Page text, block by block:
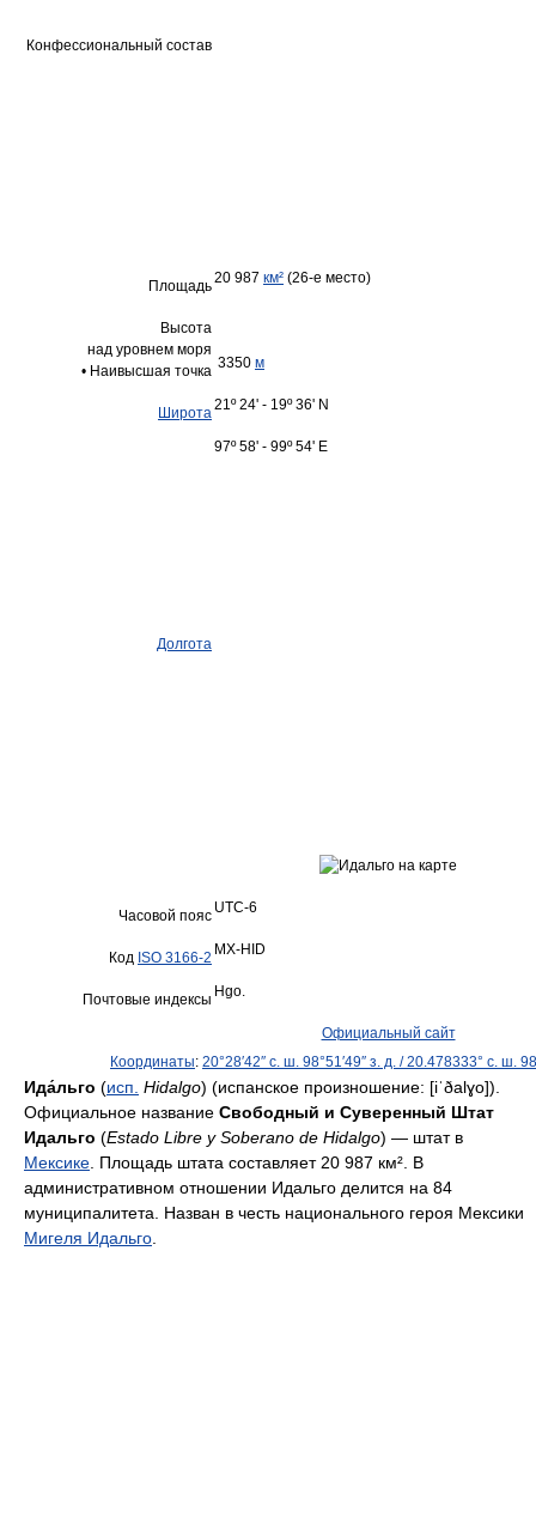
Конфессиональный состав
Площадь20 987 км² (26-е место)
Высота
над уровнем моря
• Наивысшая точка 3350 м
Широта21º 24' - 19º 36' N
Долгота
97º 58' - 99º 54' E
Часовой пояс UTC-6
Код ISO 3166-2 MX-HID
Почтовые индексы Hgo.
Официальный сайт
Координаты: 20°28′42″ с. ш. 98°51′49″ з. д. /20.478333° с. ш.
Ида́льго (исп. Hidalgo) (испанское произношение: [iˈðalɣo]).
Официальное название Свободный и Суверенный Штат
Идальго (Estado Libre y Soberano de Hidalgo) — штат в
Мексике . Площадь штата составляет 20 987 км². В
административном отношении Идальго делится на 84
муниципалитета. Назван в честь национального героя Мексики
Мигеля Идальго